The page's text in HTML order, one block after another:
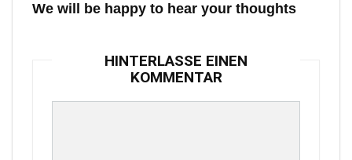
We will be happy to hear your thoughts
HINTERLASSE EINEN
KOMMENTAR